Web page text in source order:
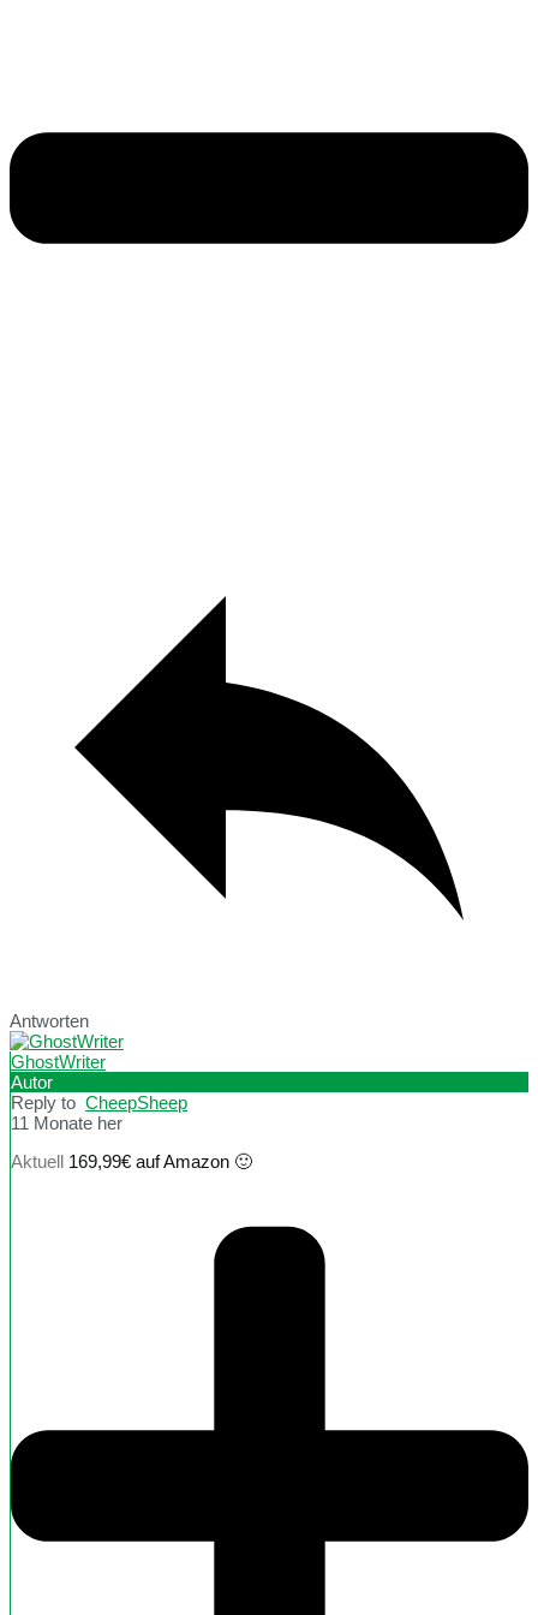
Antworten
GhostWriter
Autor
Reply to CheepSheep
11 Monate her
Aktuell 169,99€ auf Amazon 🙂